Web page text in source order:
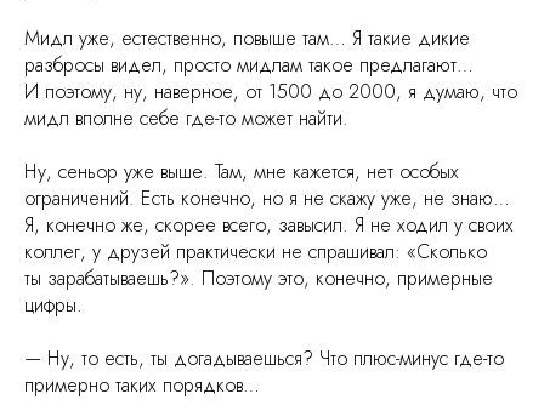
Мидл уже, естественно, повыше там… Я такие дикие
разбросы видел, просто мидлам такое предлагают…
И поэтому, ну, наверное, от 1500 до 2000, я думаю, что
мидл вполне себе где-то может найти.
Ну, сеньор уже выше. Там, мне кажется, нет особых
ограничений. Есть конечно, но я не скажу уже, не знаю…
Я, конечно же, скорее всего, завысил. Я не ходил у своих
коллег, у друзей практически не спрашивал: «Сколько
ты зарабатываешь?». Поэтому это, конечно, примерные
цифры.
— Ну, то есть, ты догадываешься? Что плюс-минус где-то
примерно таких порядков…